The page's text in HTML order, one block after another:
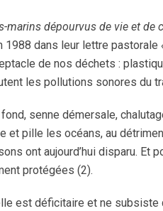
dépourvus de vie et de
dans leur lettre pastorale
de nos déchets :
les pollutions sonores du
senne démersale,
et pille les océans, au
ont aujourd’hui disparu. Et
protégées (2).
est déficitaire et ne subsiste